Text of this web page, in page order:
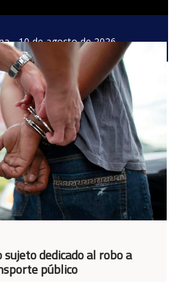
- 10 de agosto de 2026
dedicado al robo a
público